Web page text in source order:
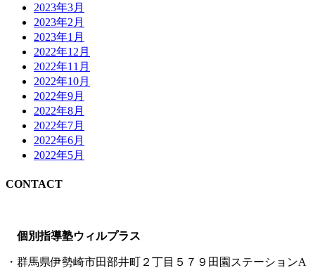
2023年3月
2023年2月
2023年1月
2022年12月
2022年11月
2022年10月
2022年9月
2022年8月
2022年7月
2022年6月
2022年5月
CONTACT
個別指導塾ウィルプラス
・群馬県伊勢崎市田部井町２丁目５７９田園ステーションA